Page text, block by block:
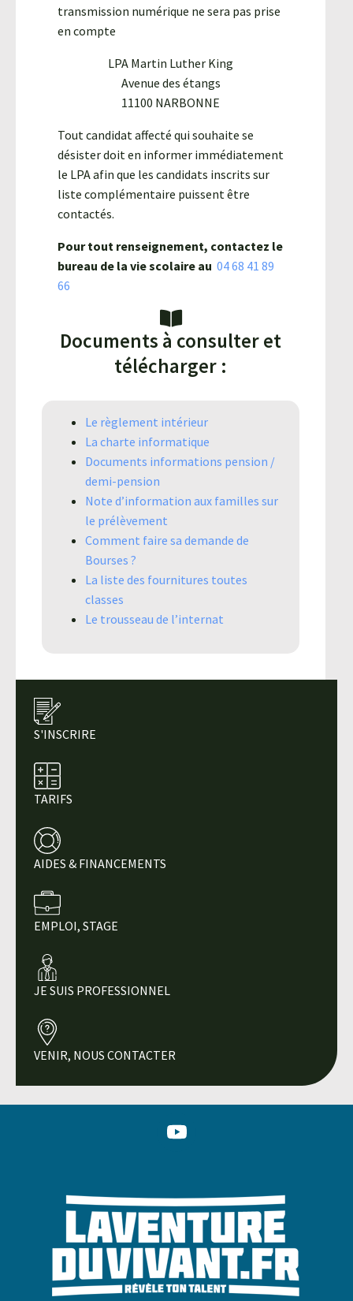
transmission numérique ne sera pas prise
en compte
LPA Martin Luther King
Avenue des étangs
11100 NARBONNE
Tout candidat affecté qui souhaite se
désister doit en informer immédiatement
le LPA afin que les candidats inscrits sur
liste complémentaire puissent être
contactés.
Pour tout renseignement, contactez le
bureau de la vie scolaire au 04 68 41 89
66
Documents à consulter et
télécharger :
Le règlement intérieur
La charte informatique
Documents informations pension /
demi-pension
Note d’information aux familles sur
le prélèvement
Comment faire sa demande de
Bourses ?
La liste des fournitures toutes
classes
Le trousseau de l’internat
S'INSCRIRE
TARIFS
AIDES & FINANCEMENTS
EMPLOI, STAGE
JE SUIS PROFESSIONNEL
VENIR, NOUS CONTACTER